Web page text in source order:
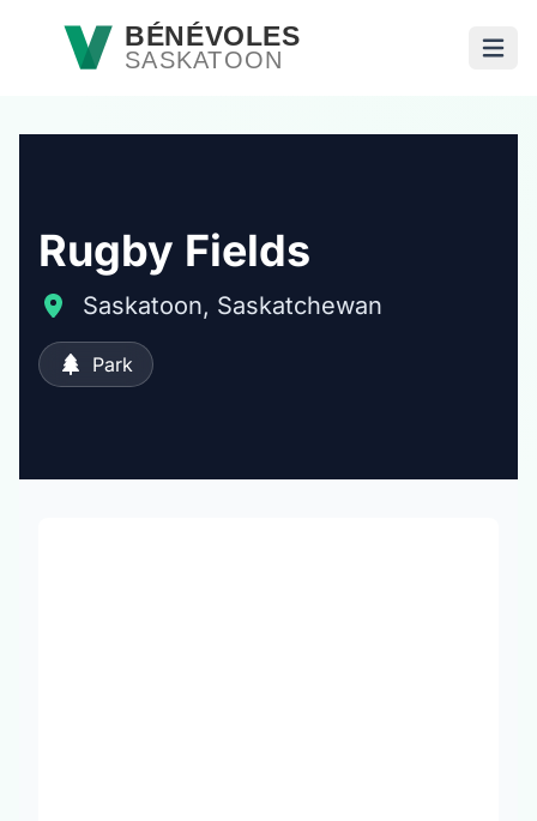
Passer au contenu principal
BÉNÉVOLES
SASKATOON
Rugby Fields
Saskatoon, Saskatchewan
Park